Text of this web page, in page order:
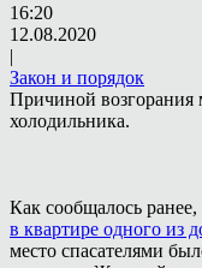
16:20
12.08.2020
|
Закон и порядок
Причиной возгорания
холодильника.
Как сообщалось
в квартире одного из
место спасателями